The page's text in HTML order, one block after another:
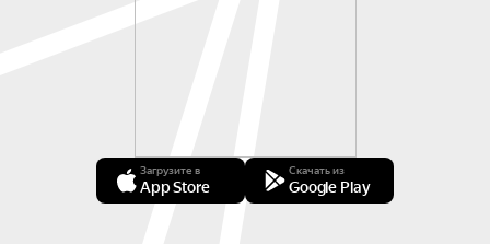
Загрузите в
App Store
Скачать из
Google Play